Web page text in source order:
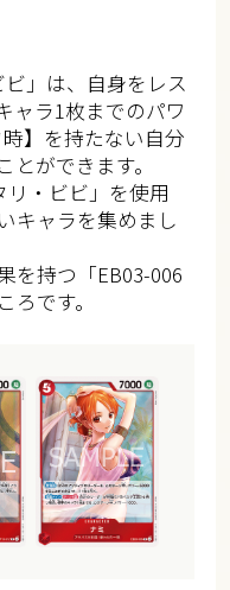
ビ」は、自身をレス
ャラ1枚までのパワ
】を持たない自分
ができます。
リ・ビビ」を使用
キャラを集めまし
を持つ「EB03-006
です。